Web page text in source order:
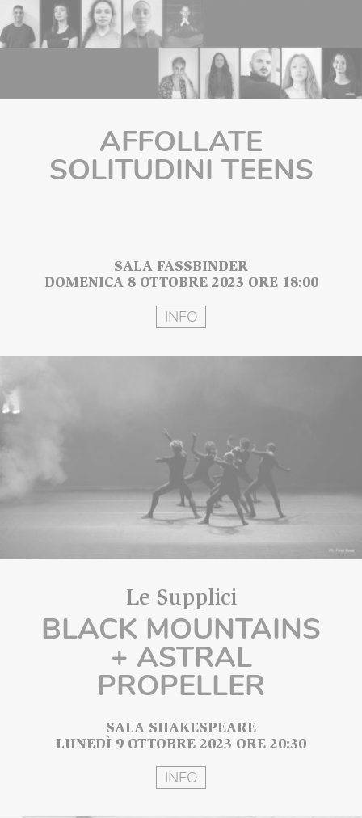
AFFOLLATE
SOLITUDINI TEENS
SALA FASSBINDER
DOMENICA 8 OTTOBRE 2023 ORE 18:00
INFO
Le Supplici
BLACK MOUNTAINS
+ ASTRAL
PROPELLER
SALA SHAKESPEARE
LUNEDÌ 9 OTTOBRE 2023 ORE 20:30
INFO